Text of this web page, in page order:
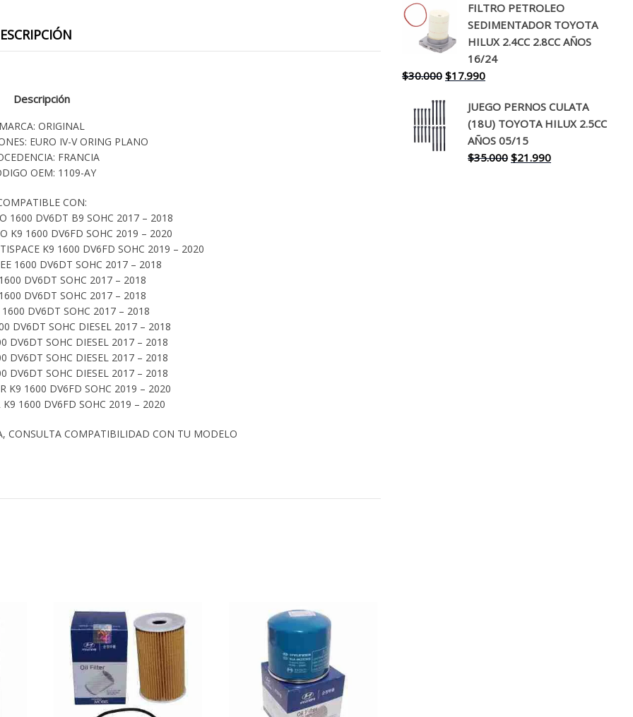
Descripción
ORIGINAL
EURO IV-V ORING PLANO
FRANCIA
OEM: 1109-AY
CON:
1600 DV6DT B9 SOHC 2017 – 2018
K9 1600 DV6FD SOHC 2019 – 2020
K9 1600 DV6FD SOHC 2019 – 2020
1600 DV6DT SOHC 2017 – 2018
DV6DT SOHC 2017 – 2018
DV6DT SOHC 2017 – 2018
DV6DT SOHC 2017 – 2018
DV6DT SOHC DIESEL 2017 – 2018
DV6DT SOHC DIESEL 2017 – 2018
DV6DT SOHC DIESEL 2017 – 2018
DV6DT SOHC DIESEL 2017 – 2018
K9 1600 DV6FD SOHC 2019 – 2020
K9 1600 DV6FD SOHC 2019 – 2020
CONSULTA COMPATIBILIDAD CON TU MODELO
original
era:
$260.000.
actual
es:
$199.990.
FILTRO PETROLEO
SEDIMENTADOR TOYOTA
HILUX 2.4CC 2.8CC AÑOS
16/24
$30.000 El
original
era:
$30.000.
$17.990El
actual
es:
$17.990.
JUEGO PERNOS CULATA
(18U) TOYOTA HILUX 2.5CC
AÑOS 05/15
$35.000 El
$21.990El